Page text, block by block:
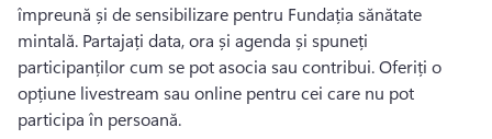
împreună și de sensibilizare pentru Fundația sănătate
mintală. Partajați data, ora și agenda și spuneți
participanților cum se pot asocia sau contribui. Oferiți o
opțiune livestream sau online pentru cei care nu pot
participa în persoană.